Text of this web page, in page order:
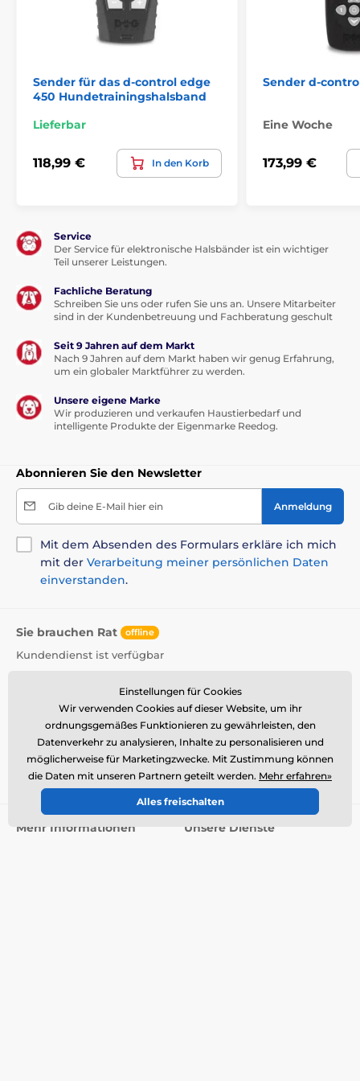
Sender für das d-control edge
450 Hundetrainingshalsband
Lieferbar
118,99 € In den Korb
Sender d-control
Eine Woche
173,99 €
Service
Der Service für elektronische Halsbänder ist ein wichtiger
Teil unserer Leistungen.
Fachliche Beratung
Schreiben Sie uns oder rufen Sie uns an. Unsere Mitarbeiter
sind in der Kundenbetreuung und Fachberatung geschult
Seit 9 Jahren auf dem Markt
Nach 9 Jahren auf dem Markt haben wir genug Erfahrung,
um ein globaler Marktführer zu werden.
Unsere eigene Marke
Wir produzieren und verkaufen Haustierbedarf und
intelligente Produkte der Eigenmarke Reedog.
Abonnieren Sie den Newsletter
Gib deine E-Mail hier ein Anmeldung
Mit dem Absenden des Formulars erkläre ich mich
mit der Verarbeitung meiner persönlichen Daten
einverstanden.
Sie brauchen Rat offline
Kundendienst ist verfügbar
Wo Sie uns finden
Deutsch
Wir sind auch dabei: Facebook
Mehr Informationen Unsere Dienste
Einstellungen für Cookies
Wir verwenden Cookies auf dieser Website, um ihr
ordnungsgemäßes Funktionieren zu gewährleisten, den
Datenverkehr zu analysieren, Inhalte zu personalisieren und
möglicherweise für Marketingzwecke. Mit Zustimmung können
die Daten mit unseren Partnern geteilt werden. Mehr erfahren»
Alles freischalten